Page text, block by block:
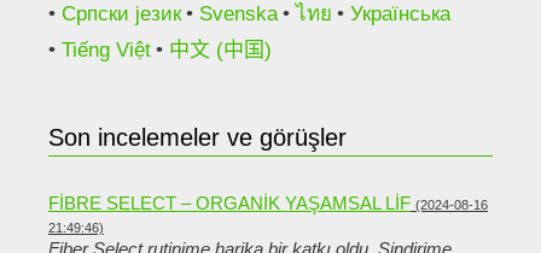
Српски језик
Svenska ไทย
Українська
Tiếng Việt
中文 (中国)
Son incelemeler ve görüşler
FIBRE SELECT – ORGANIK YAŞAMSAL LIF (2024-08-16
21:49:46)
Fiber Select rutinime harika bir katkı oldu. Sindirime